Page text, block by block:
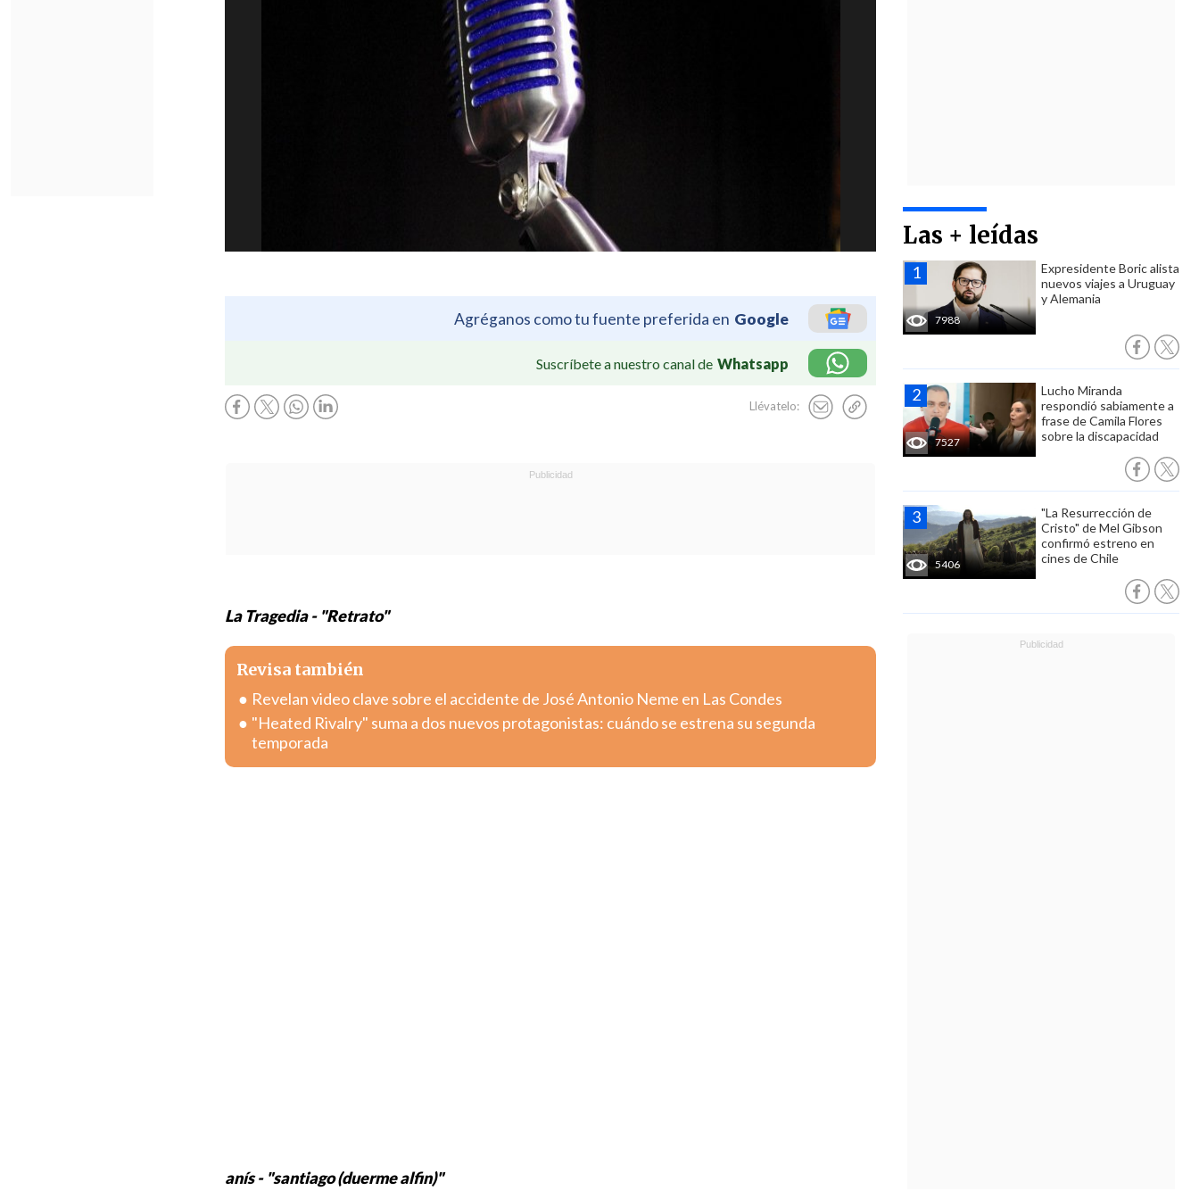
Agréganos como tu fuente preferida en Google
Suscríbete a nuestro canal de Whatsapp
Llévatelo:
Las + leídas
7988
Expresidente Boric alista
nuevos viajes a Uruguay
y Alemania
7527
Lucho Miranda
respondió sabiamente a
frase de Camila Flores
sobre la discapacidad
5406
"La Resurrección de
Cristo" de Mel Gibson
confirmó estreno en
cines de Chile
La Tragedia - "Retrato"
Revisa también
Revelan video clave sobre el accidente de José Antonio Neme en Las Condes
"Heated Rivalry" suma a dos nuevos protagonistas: cuándo se estrena su segunda
temporada
anís - "santiago (duerme alfin)"